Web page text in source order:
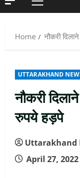
Primary
Home नौकरी
UTTARAKHAND
नौकरी
रुपये हड़पे
Uttarakhand
April 27, 2022